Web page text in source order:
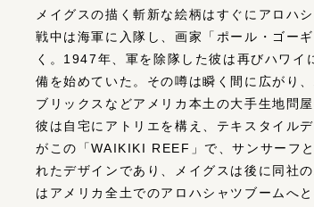
メイグスの描く斬新な絵柄はすぐにアロハ
戦中は海軍に入隊し、画家「ポール・ゴー
く。1947年、軍を除隊した彼は再びハワ
備を始めていた。その噂は瞬く間に広がり
ブリックスなどアメリカ本土の大手生地問
彼は自宅にアトリエを構え、テキスタイル
がこの「WAIKIKI REEF」で、サンサーフ
れたデザインであり、メイグスは後に同社
はアメリカ全土でのアロハシャツブームへ